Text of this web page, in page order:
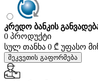
კრედო ბანკის
0 პროდუქტი
სულ თანხა 0 ₾ უფასო
შეკვეთის გაფორმება